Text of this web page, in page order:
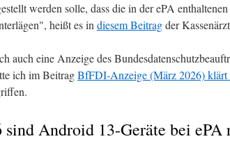
werden solle, dass die in der ePA
heißt es in diesem Beitragder
auch eine Anzeige des
ich im BeitragBfFDI-Anzeige (März 2026) klärt
Android 13-Geräte bei ePA